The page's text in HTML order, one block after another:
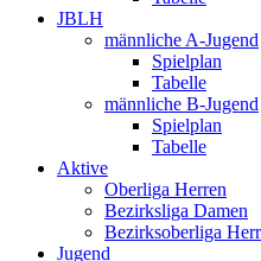
JBLH
männliche A-Jugend
Spielplan
Tabelle
männliche B-Jugend
Spielplan
Tabelle
Aktive
Oberliga Herren
Bezirksliga Damen
Bezirksoberliga
Jugend